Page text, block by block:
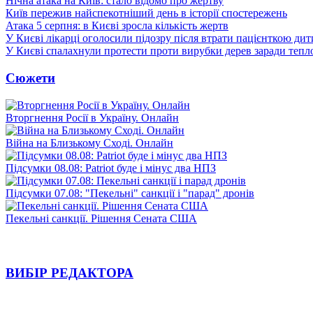
Київ пережив найспекотніший день в історії спостережень
Атака 5 серпня: в Києві зросла кількість жертв
У Києві лікарці оголосили підозру після втрати пацієнткою
У Києві спалахнули протести проти вирубки дерев заради
Сюжети
Вторгнення Росії в Україну. Онлайн
Війна на Близькому Сході. Онлайн
Підсумки 08.08: Patriot буде і мінус два НПЗ
Підсумки 07.08: "Пекельні" санкції і "парад" дронів
Пекельні санкції. Рішення Сената США
ВИБІР РЕДАКТОРА